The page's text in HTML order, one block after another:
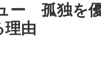
ー 孤独を
理由